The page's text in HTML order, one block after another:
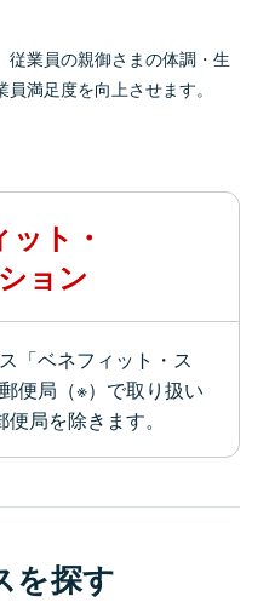
従業員の親御さまの体調・生
満足度を向上させます。
ト・
ョン
「ベネフィット・ス
便局（※）で取り扱い
局を除きます。
を探す